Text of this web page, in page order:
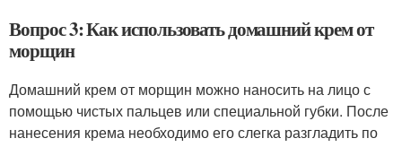
Вопрос 3: Как использовать домашний крем от
морщин
Домашний крем от морщин можно наносить на лицо с
помощью чистых пальцев или специальной губки. После
нанесения крема необходимо его слегка разгладить по